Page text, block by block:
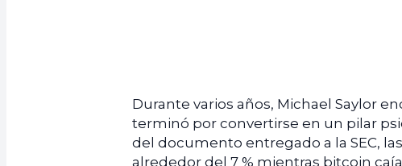
Durante varios años, Michael Saylor
terminó por convertirse en un pilar
del documento entregado a la SEC,
alrededor del 7 % mientras bitcoin